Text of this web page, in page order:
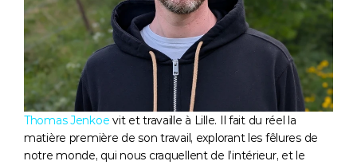
Thomas Jenkoe vit et travaille à Lille. Il fait du réel la
matière première de son travail, explorant les fêlures de
notre monde, qui nous craquellent de l’intérieur, et le